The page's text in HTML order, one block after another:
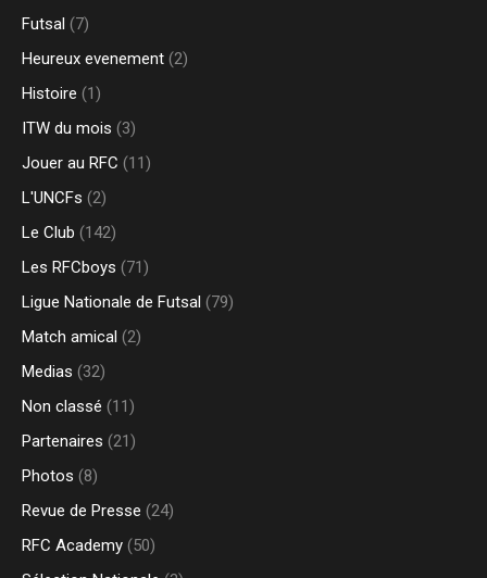
Futsal (7)
Heureux evenement (2)
Histoire (1)
ITW du mois (3)
Jouer au RFC (11)
L'UNCFs (2)
Le Club (142)
Les RFCboys (71)
Ligue Nationale de Futsal (79)
Match amical (2)
Medias (32)
Non classé (11)
Partenaires (21)
Photos (8)
Revue de Presse (24)
RFC Academy (50)